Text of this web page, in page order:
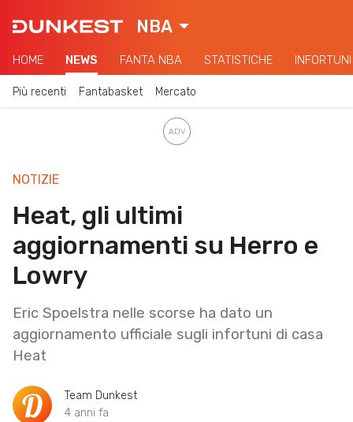
NBA
HOME NEWS FANTA NBA STATISTICHE INFORTUNI
Più recenti Fantabasket Mercato
NOTIZIE
Heat, gli ultimi
aggiornamenti su Herro e
Lowry
Eric Spoelstra nelle scorse ha dato un
aggiornamento ufficiale sugli infortuni di casa
Heat
Team Dunkest
4 anni fa